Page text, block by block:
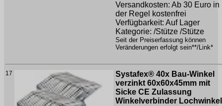
Versandkosten: Ab 30 Euro in
der Regel kostenfrei
Verfügbarkeit: Auf Lager
Kategorie: /Stütze /Stütze
Seit der Preiserfassung können
Veränderungen erfolgt sein**/Link*
17
Systafex® 40x Bau-Winkel
verzinkt 60x60x45mm mit
Sicke CE Zulassung
Winkelverbinder Lochwinkel